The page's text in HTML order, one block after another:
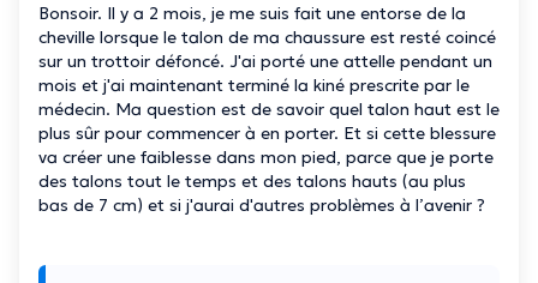
Bonsoir. Il y a 2 mois, je me suis fait une entorse de la
cheville lorsque le talon de ma chaussure est resté coincé
sur un trottoir défoncé. J'ai porté une attelle pendant un
mois et j'ai maintenant terminé la kiné prescrite par le
médecin. Ma question est de savoir quel talon haut est le
plus sûr pour commencer à en porter. Et si cette blessure
va créer une faiblesse dans mon pied, parce que je porte
des talons tout le temps et des talons hauts (au plus
bas de 7 cm) et si j'aurai d'autres problèmes à l’avenir ?